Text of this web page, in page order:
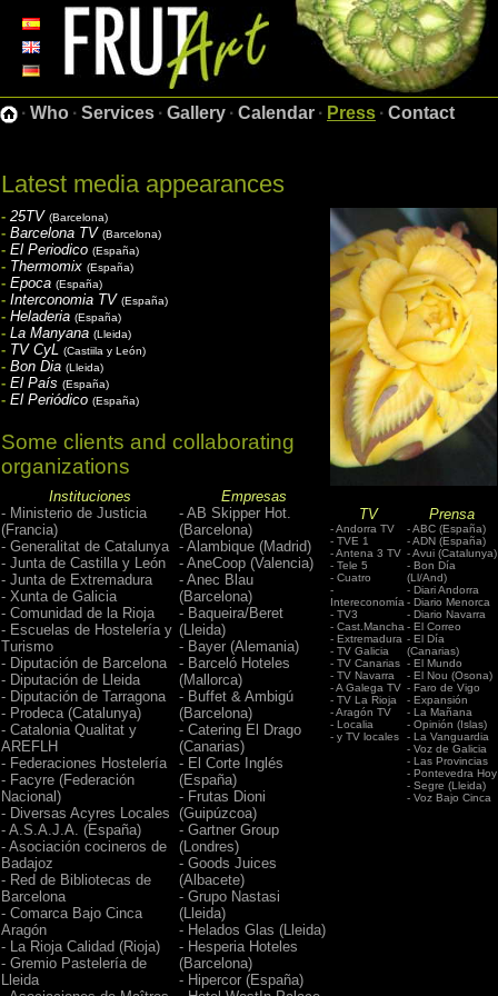
· Who · Services · Gallery · Calendar · Press · Contact
Latest media appearances
- 25TV (Barcelona)
- Barcelona TV (Barcelona)
- El Periodico (España)
- Thermomix (España)
- Epoca (España)
- Interconomia TV (España)
- Heladeria (España)
- La Manyana (Lleida)
- TV CyL (Castiila y León)
- Bon Dia (Lleida)
- El País (España)
- El Periódico (España)
TV
- Andorra TV
- TVE 1
- Antena 3 TV
- Tele 5
- Cuatro
-
Intereconomía
- TV3
- Cast.Mancha
- Extremadura
- TV Galicia
- TV Canarias
- TV Navarra
- A Galega TV
- TV La Rioja
- Aragón TV
- Localia
- y TV locales
Prensa
- ABC (España)
- ADN (España)
- Avui (Catalunya)
- Bon Día
(Ll/And)
- Diari Andorra
- Diario Menorca
- Diario Navarra
- El Correo
- El Día
(Canarias)
- El Mundo
- El Nou (Osona)
- Faro de Vigo
- Expansión
- La Mañana
- Opinión (Islas)
- La Vanguardia
- Voz de Galicia
- Las Provincias
- Pontevedra Hoy
- Segre (Lleida)
- Voz Bajo Cinca
Some clients and collaborating
organizations
Instituciones
- Ministerio de Justicia
(Francia)
- Generalitat de Catalunya
- Junta de Castilla y León
- Junta de Extremadura
- Xunta de Galicia
- Comunidad de la Rioja
- Escuelas de Hostelería y
Turismo
- Diputación de Barcelona
- Diputación de Lleida
- Diputación de Tarragona
- Prodeca (Catalunya)
- Catalonia Qualitat y
AREFLH
- Federaciones Hostelería
- Facyre (Federación
Nacional)
- Diversas Acyres Locales
- A.S.A.J.A. (España)
- Asociación cocineros de
Badajoz
- Red de Bibliotecas de
Barcelona
- Comarca Bajo Cinca
Aragón
- La Rioja Calidad (Rioja)
- Gremio Pastelería de
Lleida
Empresas
- AB Skipper Hot.
(Barcelona)
- Alambique (Madrid)
- AneCoop (Valencia)
- Anec Blau
(Barcelona)
- Baqueira/Beret
(Lleida)
- Bayer (Alemania)
- Barceló Hoteles
(Mallorca)
- Buffet & Ambigú
(Barcelona)
- Catering El Drago
(Canarias)
- El Corte Inglés
(España)
- Frutas Dioni
(Guipúzcoa)
- Gartner Group
(Londres)
- Goods Juices
(Albacete)
- Grupo Nastasi
(Lleida)
- Helados Glas (Lleida)
- Hesperia Hoteles
(Barcelona)
- Hipercor (España)